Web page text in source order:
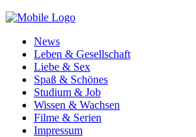
News
Leben & Gesellschaft
Liebe & Sex
Spaß & Schönes
Studium & Job
Wissen & Wachsen
Filme & Serien
Impressum